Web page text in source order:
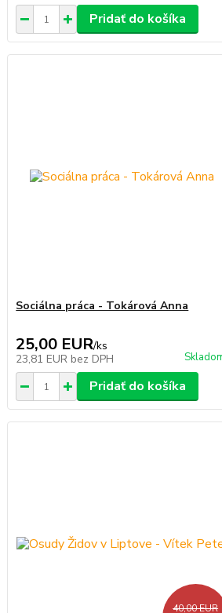
Pridať do košíka
Sociálna práca - Tokárová Anna
25,00 EUR/ks
23,81 EUR bez DPH
Pridať do košíka
40,00 EUR